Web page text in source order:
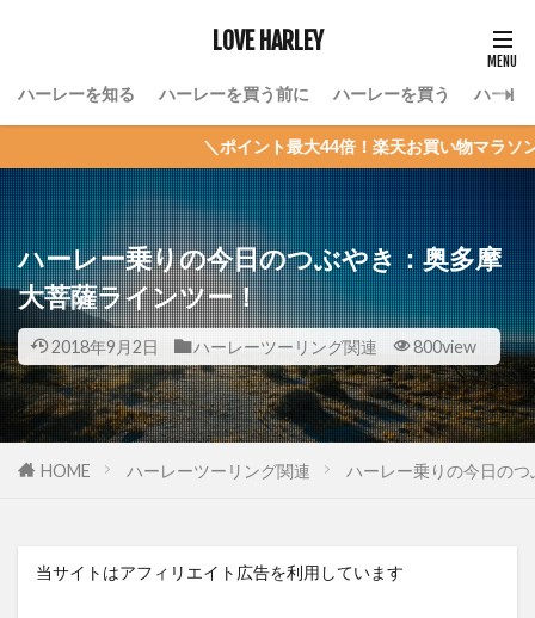
LOVE HARLEY
ハーレーを知る ハーレーを買う前に ハーレーを買う ハーレ
＼ポイント最大44倍！楽天お買い物マラソン／ →詳細はこ
ハーレー乗りの今日のつぶやき：奥多摩
大菩薩ラインツー！
2018年9月2日 ハーレーツーリング関連 800view
HOME ハーレーツーリング関連 ハーレー乗りの今日の
当サイトはアフィリエイト広告を利用しています